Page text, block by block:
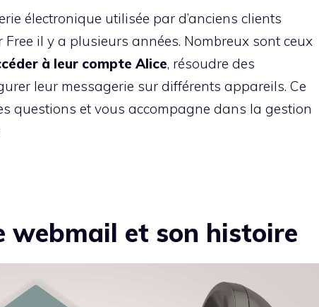
électronique utilisée par d’anciens clients
Free il y a plusieurs années. Nombreux sont ceux
à leur compte Alice, résoudre des
leur messagerie sur différents appareils. Ce
questions et vous accompagne dans la gestion
webmail et son histoire